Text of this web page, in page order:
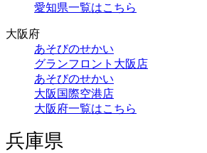
愛知県一覧はこちら
大阪府
あそびのせかい
グランフロント大阪店
あそびのせかい
大阪国際空港店
大阪府一覧はこちら
兵庫県